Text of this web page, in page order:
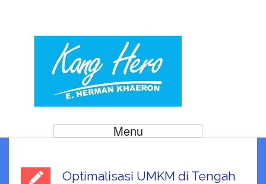
Menu
Optimalisasi UMKM di Tengah